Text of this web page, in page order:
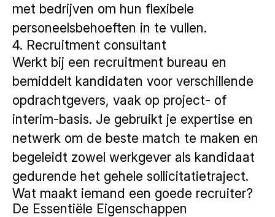
met bedrijven om hun flexibele
personeelsbehoeften in te vullen.
4. Recruitment consultant
Werkt bij een recruitment bureau en
bemiddelt kandidaten voor verschillende
opdrachtgevers, vaak op project- of
interim-basis. Je gebruikt je expertise en
netwerk om de beste match te maken en
begeleidt zowel werkgever als kandidaat
gedurende het gehele sollicitatietraject.
Wat maakt iemand een goede recruiter?
De Essentiële Eigenschappen